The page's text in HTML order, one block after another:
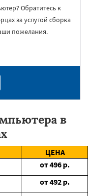
Обратитесь к
за услугой сборка
пожелания.
в
ЦЕНА
от496 р.
от492 р.